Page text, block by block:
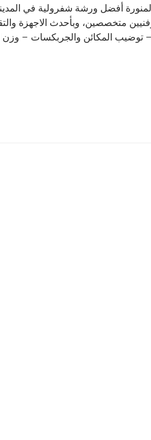
أفضل ورشة شفرولية في
متخصصين، وبأحدث الاجهزة
توضيب المكائن والجربكسات –